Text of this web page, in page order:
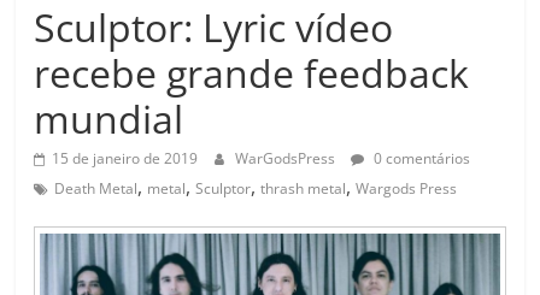
Sculptor: Lyric vídeo
recebe grande feedback
mundial
15 de janeiro de 2019 WarGodsPress
0 comentários
Death Metal, metal,Sculptor,thrash metal,Wargods Press